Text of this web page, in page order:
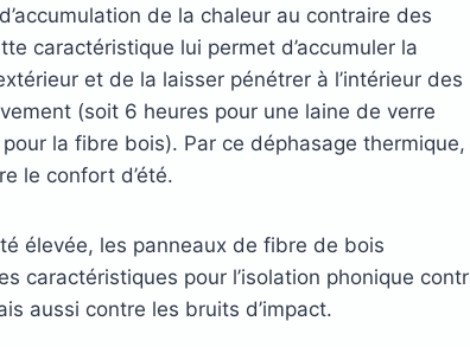
de la chaleur au contraire des
caractéristique lui permet d’accumuler la
et de la laisser pénétrer à l’intérieur des
(soit 6 heures pour une laine de verre
la fibre bois). Par ce déphasage thermique,
le confort d’été.
élevée, les panneaux de fibre de bois
caractéristiques pour l’isolation phonique
aussi contre les bruits d’impact.